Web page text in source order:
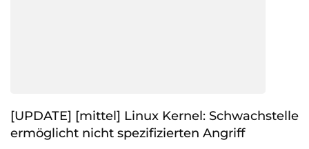
[UPDATE] [mittel] Linux Kernel: Schwachstelle
ermöglicht nicht spezifizierten Angriff